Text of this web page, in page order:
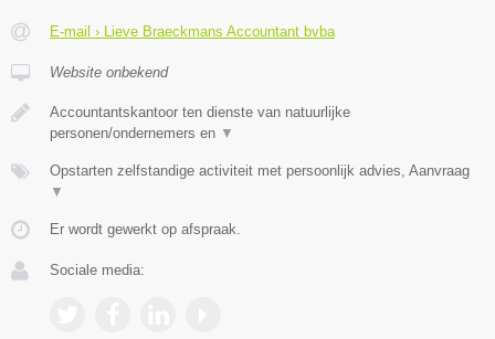
E-mail › Lieve Braeckmans Accountant bvba
Website onbekend
Accountantskantoor ten dienste van natuurlijke
personen/ondernemers en ▼
Opstarten zelfstandige activiteit met persoonlijk advies, Aanvraag
▼
Er wordt gewerkt op afspraak.
Sociale media: